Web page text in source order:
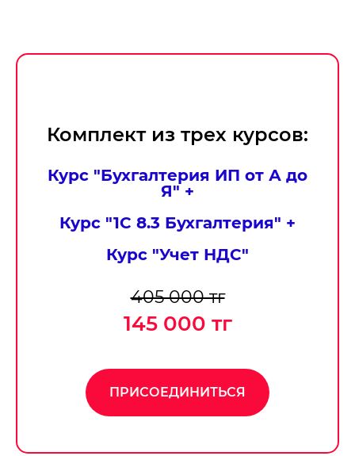
Комплект из трех курсов:
Курс "Бухгалтерия ИП от А до
Я" +
Курс "1С 8.3 Бухгалтерия" +
Курс "Учет НДС"
405 000 тг
145 000 тг
ПРИСОЕДИНИТЬСЯ